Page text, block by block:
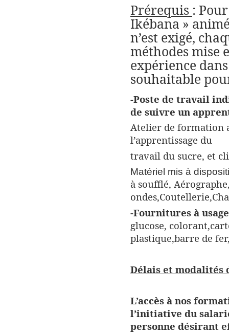
Prérequis :
Ikébana »
n’est exigé,
méthodes mise
expérience
souhaitable
-Poste de travail
de suivre un
Atelier de formation
l’apprentissage du
travail du sucre, et
Matériel mis à
à soufflé,
ondes,Coutellerie,
-Fournitures à
glucose, colorant,
plastique,barre de
Délais et modalités
L’accès à nos
l’initiative du
personne désirant